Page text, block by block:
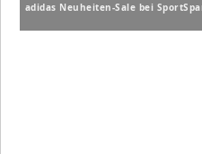
adidas Neuheiten-Sale bei